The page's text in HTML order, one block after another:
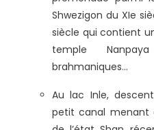
Shwezigon du XIe
siècle qui contient
temple
brahmaniques…
Au lac Inle,
petit canal menant